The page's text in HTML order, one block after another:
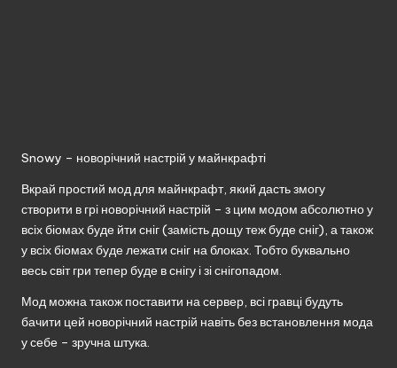
Snowy – новорічний настрій у майнкрафті
Вкрай простий мод для майнкрафт, який дасть змогу
створити в грі новорічний настрій – з цим модом абсолютно у
всіх біомах буде йти сніг (замість дощу теж буде сніг), а також
у всіх біомах буде лежати сніг на блоках. Тобто буквально
весь світ гри тепер буде в снігу і зі снігопадом.
Мод можна також поставити на сервер, всі гравці будуть
бачити цей новорічний настрій навіть без встановлення мода
у себе – зручна штука.